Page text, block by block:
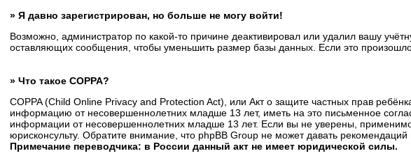
» Я давно зарегистрирован, но больше не могу войти!
Возможно, администратор по какой-то причине деактивировал или удалил вашу
оставляющих сообщения, чтобы уменьшить размер базы данных. Если это произошло,
» Что такое COPPA?
COPPA (Child Online Privacy and Protection Act), или Акт о защите частных прав
информацию от несовершеннолетних младше 13 лет, иметь на это письменное
информации от несовершеннолетних младше 13 лет. Если вы не уверены,
юрисконсульту. Обратите внимание, что phpBB Group не может давать
Примечание переводчика: в России данный акт не имеет юридической силы.